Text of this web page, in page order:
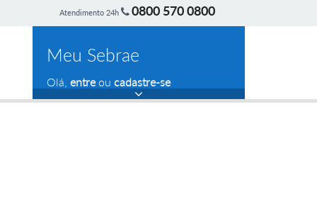
Atendimento 24h 0800 570 0800
Meu Sebrae
Olá, entreou cadastre-se